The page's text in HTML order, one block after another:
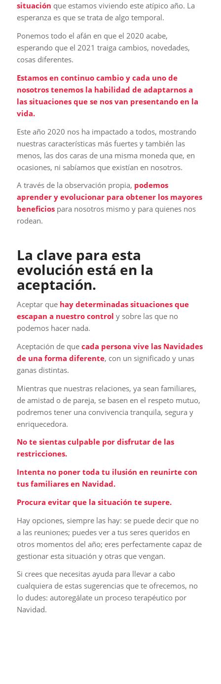
situación que estamos viviendo este atípico año. La
esperanza es que se trata de algo temporal.
Ponemos todo el afán en que el 2020 acabe,
esperando que el 2021 traiga cambios, novedades,
cosas diferentes.
Estamos en continuo cambio y cada uno de
nosotros tenemos la habilidad de adaptarnos a
las situaciones que se nos van presentando en la
vida.
Este año 2020 nos ha impactado a todos, mostrando
nuestras características más fuertes y también las
menos, las dos caras de una misma moneda que, en
ocasiones, ni sabíamos que existían en nosotros.
A través de la observación propia, podemos
aprender y evolucionar para obtener los mayores
beneficios para nosotros mismo y para quienes nos
rodean.
La clave para esta
evolución está en la
aceptación.
Aceptar que hay determinadas situaciones que
escapan a nuestro control y sobre las que no
podemos hacer nada.
Aceptación de que cada persona vive las Navidades
de una forma diferente, con un significado y unas
ganas distintas.
Mientras que nuestras relaciones, ya sean familiares,
de amistad o de pareja, se basen en el respeto mutuo,
podremos tener una convivencia tranquila, segura y
enriquecedora.
No te sientas culpable por disfrutar de las
restricciones.
Intenta no poner toda tu ilusión en reunirte con
tus familiares en Navidad.
Procura evitar que la situación te supere.
Hay opciones, siempre las hay: se puede decir que no
a las reuniones; puedes ver a tus seres queridos en
otros momentos del año; eres perfectamente capaz de
gestionar esta situación y otras que vengan.
Si crees que necesitas ayuda para llevar a cabo
cualquiera de estas sugerencias que te ofrecemos, no
lo dudes: autoregálate un proceso terapéutico por
Navidad.